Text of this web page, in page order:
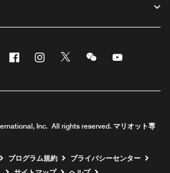
Facebook
新しいウィンドウで開く
Instagram
新しいウィンドウで開く
Twitter
新しいウィンドウで開く
Messenger
新しいウィンドウ
新しいウィ
Inc. All rights reserved. マリオット専
ンドウで開く
プログラム規約
プライバシーセンター